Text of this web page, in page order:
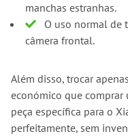
manchas estranhas.
O uso normal de
câmera frontal.
Além disso, trocar
económico que
peça específica para o
perfeitamente, sem